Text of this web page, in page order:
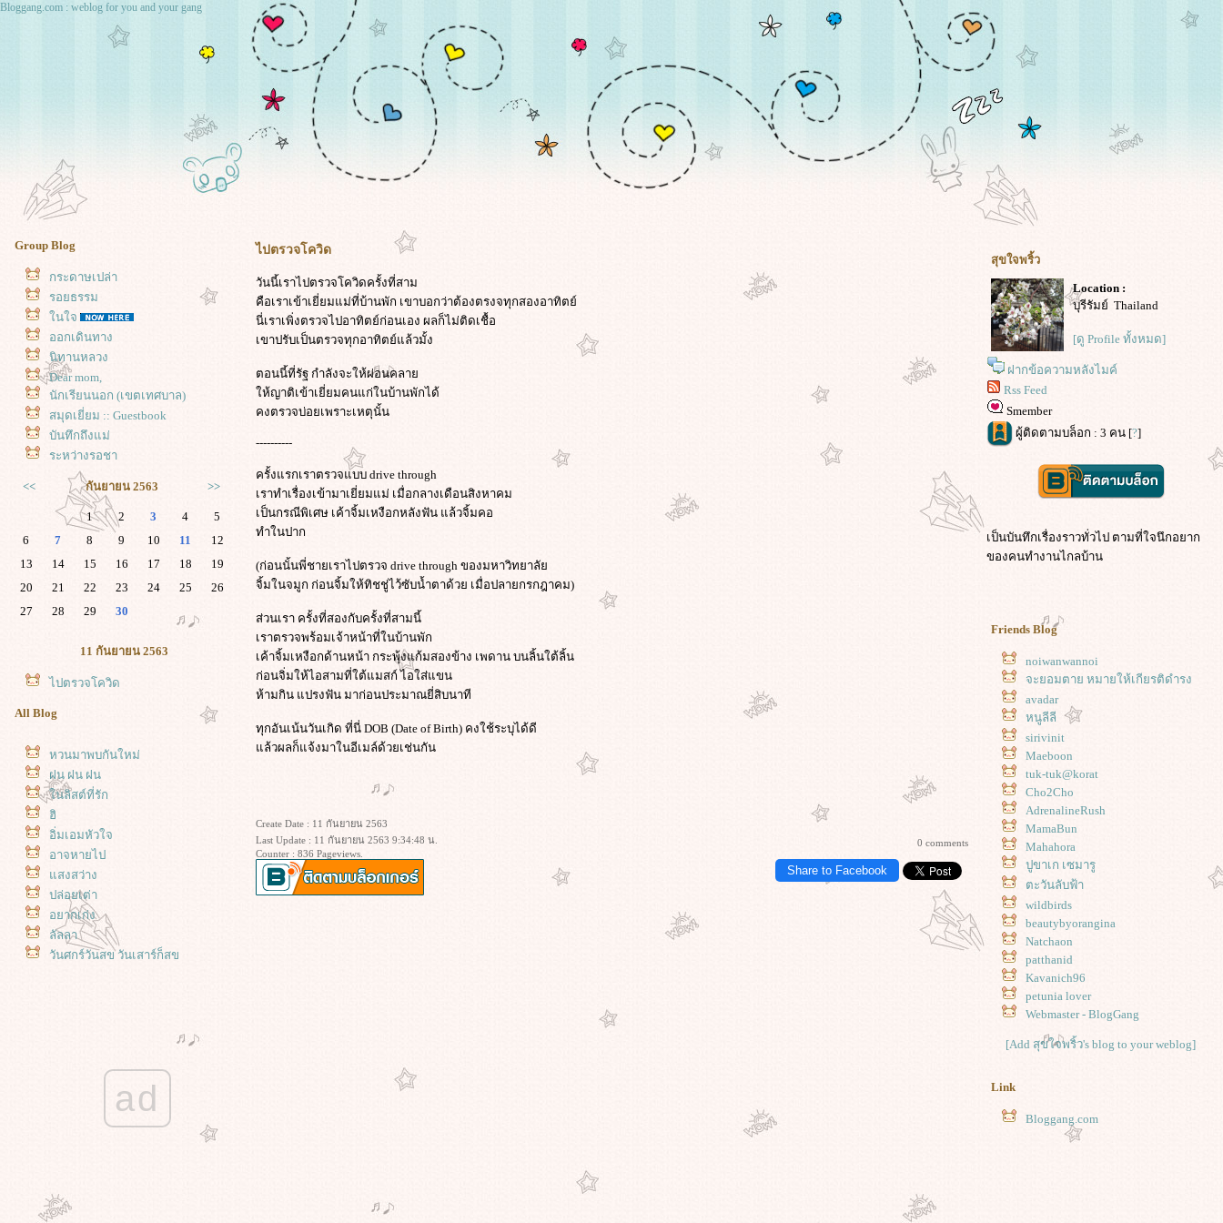
Bloggang.com : weblog for you and your gang
Group Blog
กระดาษเปล่า
รอยธรรม
นใจ
ออกเดินทาง
นิทานหลวง
Dear mom,
นักเรียนนอก (เขตเทศบาล)
สมุดเยี่ยม :: Guestbook
บันทึกถึงแม่
ระหว่างรอชา
<< กันยายน 2563 >>
1 2 3 4
5
6
7 8 9 10 11
12
13
14 15 16 17 18
19
20
21 22 23 24 25
26
27
28 29 30
11 กันยายน 2563
ไปตรวจโควิด
All Blog
หวนมาพบกันใหม่
ฝน ฝน ฝน
นลิสต์ที่รัก
ฮิ
อิ่มเอมหัวใจ
อาจหายไป
สงสว่าง
ปล่อยเต่า
อยากเก่ง
ลัลลา
วันศุกร์วันสุข วันเสาร์ก็สุข
สวนของฉัน : วันหยุดที่แดดไม่แรง
สวนของฉัน : กระสุนพระอินทร์ ทาก
บุ้ง และความยุ่งๆ ของหัวใจ
นางในวรรณคดี และน้ำหลายดีกรี
ของพระโค
ad
ไปตรวจโควิด
วันนี้เราไปตรวจโควิดครั้งที่สาม
คือเราเข้าเยี่ยมแม่ที่บ้านพัก เขาบอกว่าต้องตรงจทุกสองอาทิตย์
นี่เราเพิ่งตรวจไปอาทิตย์ก่อนเอง ผลก็ไม่ติดเชื้อ
เขาปรับเป็นตรวจทุกอาทิตย์แล้วมั้ง
ตอนนี้ที่รัฐ กำลังจะให้ผ่อนคลา
ห้ญาติเข้าเยี่ยมคนแก่ในบ้านพักได้
คงตรวจบ่อยเพราะเหตุนั้น
----------
ครั้งแรกเราตรวจแบบ drive through
เราทำเรื่องเข้ามาเยี่ยมแม่ เมื่อกลางเดือนสิงหาคม
เป็นกรณีพิเศษ เค้าจิ้มเหงือกหลังฟัน แล้วจิ้มคอ
ทำในปาก
(ก่อนนั้นพี่ชายเราไปตรวจ drive through ของมหาวิทยาลั
จิ้มในจมูก ก่อนจิ้มให้ทิชชู่ไว้ซับน้ำตาด้วย เมื่อปลายกรกฎาคม)
ส่วนเรา ครั้งที่สองกับครั้งที่สามนี้
เราตรวจพร้อมเจ้าหน้าที่ในบ้านพัก
เค้าจิ้มเหงือกด้านหน้า กระพุ้งแก้มสองข้าง เพดาน บนลิ้นใต้ลิ้น
ก่อนจิ่มให้ไอสามที่ใต้แมสก์ ไอใส่แขน
ห้ามกิน แปรงฟัน มาก่อนประมาณยี่สิบนาที
ทุกอันเน้นวันเกิด ที่นี่ DOB (Date of Birth) คงใช้ระบุได้ดี
ล้วผลก็แจ้งมาในอีเมล์ด้วยเช่นกัน
Create Date : 11 กันยายน 2563
Last Update : 11 กันยายน 2563 9:34:48 น.
Counter : 836 Pageviews.
0 comments
Share to Facebook
สุขใจพริ้ว
Location :
บุรีรัมย์ Thailand
[ดู Profile ทั้งหมด]
ฝากข้อความหลังไมค์
Rss Feed
Smember
ผู้ติดตามบล็อก : 3 คน [?]
เป็นบันทึกเรื่องราวทั่วไป ตามที่ใจนึกอยาก
ของคนทำงานไกลบ้าน
Friends Blog
noiwanwannoi
จะยอมตาย หมายให้เกียรติดำรง
avadar
หนูลีลี
sirivinit
Maeboon
tuk-tuk@korat
Cho2Cho
AdrenalineRush
MamaBun
Mahahora
ปูขาเก เซมารู
ตะวันลับฟ้า
wildbirds
beautybyorangina
Natchaon
patthanid
Kavanich96
petunia lover
Webmaster - BlogGang
[Add สุขใจพริ้ว's blog to your weblog]
Link
Bloggang.com